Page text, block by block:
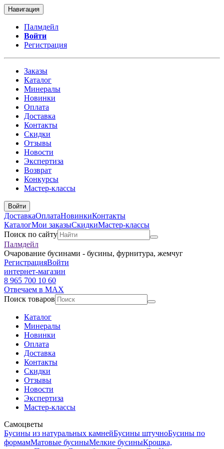
Навигация
Палмдейл
Войти
Регистрация
Заказы
Каталог
Минералы
Новинки
Оплата
Доставка
Контакты
Скидки
Отзывы
Новости
Экспертиза
Возврат
Конкурсы
Мастер-классы
Войти
ДоставкаОплатаНовинкиКонтакты
КаталогМои заказыСкидкиМастер-классы
Поиск по сайту
Палмдейл
Очарование бусинами - бусины, фурнитура, жемчуг
РегистрацияВойти
интернет-магазин
8 965 700 10 60
Отвечаем в MAX
Поиск товаров
Каталог
Минералы
Новинки
Оплата
Доставка
Контакты
Скидки
Отзывы
Новости
Экспертиза
Мастер-классы
Самоцветы
Бусины из натуральных камнейБусины штучноБусины по
формамМатовые бусиныМелкие бусиныКрошка,